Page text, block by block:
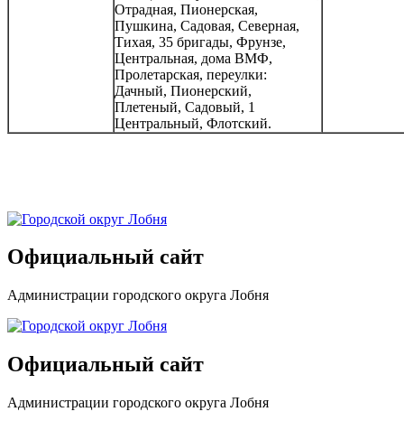
Отрадная, Пионерская,
Пушкина, Садовая, Северная,
Тихая, 35 бригады, Фрунзе,
Центральная, дома ВМФ,
Пролетарская, переулки:
Дачный, Пионерский,
Плетеный, Садовый, 1
Центральный, Флотский.
Официальный сайт
Администрации городского округа Лобня
Официальный сайт
Администрации городского округа Лобня